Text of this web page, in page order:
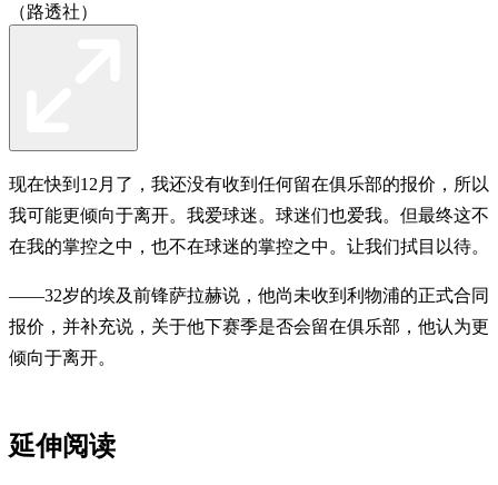
（路透社）
现在快到12月了，我还没有收到任何留在俱乐部的报价，所以
我可能更倾向于离开。我爱球迷。球迷们也爱我。但最终这不
在我的掌控之中，也不在球迷的掌控之中。让我们拭目以待。
——32岁的埃及前锋萨拉赫说，他尚未收到利物浦的正式合同
报价，并补充说，关于他下赛季是否会留在俱乐部，他认为更
倾向于离开。
延伸阅读